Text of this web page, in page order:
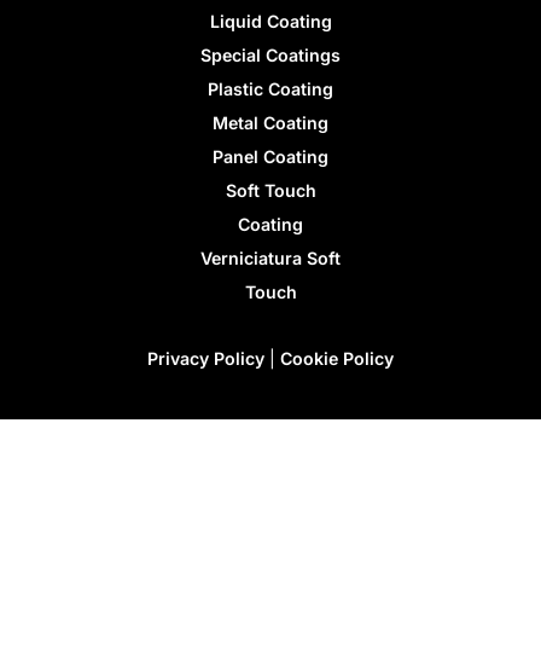
Liquid Coating
Special Coatings
Plastic Coating
Metal Coating
Panel Coating
Soft Touch
Coating
Verniciatura Soft
Touch
Privacy Policy Cookie Policy